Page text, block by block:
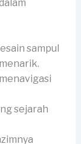
sampul
sejarah